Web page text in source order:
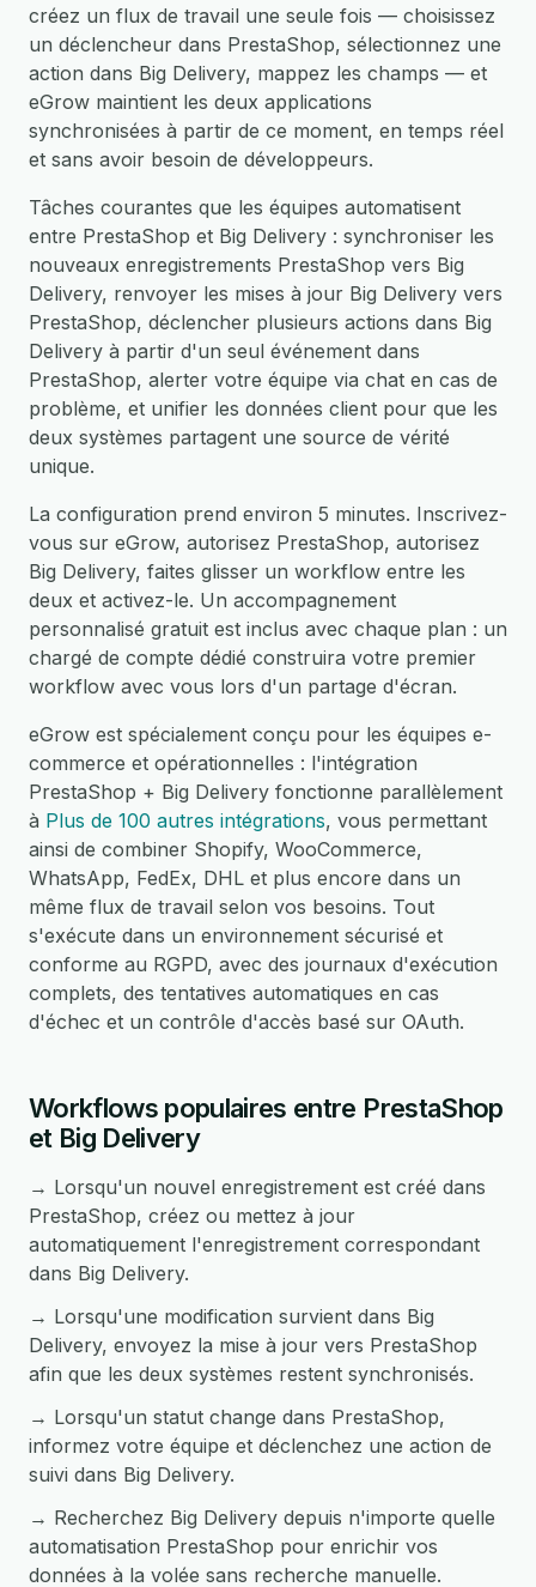
créez un flux de travail une seule fois — choisissez
un déclencheur dans PrestaShop, sélectionnez une
action dans Big Delivery, mappez les champs — et
eGrow maintient les deux applications
synchronisées à partir de ce moment, en temps réel
et sans avoir besoin de développeurs.
Tâches courantes que les équipes automatisent
entre PrestaShop et Big Delivery : synchroniser les
nouveaux enregistrements PrestaShop vers Big
Delivery, renvoyer les mises à jour Big Delivery vers
PrestaShop, déclencher plusieurs actions dans Big
Delivery à partir d'un seul événement dans
PrestaShop, alerter votre équipe via chat en cas de
problème, et unifier les données client pour que les
deux systèmes partagent une source de vérité
unique.
La configuration prend environ 5 minutes. Inscrivez-
vous sur eGrow, autorisez PrestaShop, autorisez
Big Delivery, faites glisser un workflow entre les
deux et activez-le. Un accompagnement
personnalisé gratuit est inclus avec chaque plan : un
chargé de compte dédié construira votre premier
workflow avec vous lors d'un partage d'écran.
eGrow est spécialement conçu pour les équipes e-
commerce et opérationnelles : l'intégration
PrestaShop + Big Delivery fonctionne parallèlement
à Plus de 100 autres intégrations, vous permettant
ainsi de combiner Shopify, WooCommerce,
WhatsApp, FedEx, DHL et plus encore dans un
même flux de travail selon vos besoins. Tout
s'exécute dans un environnement sécurisé et
conforme au RGPD, avec des journaux d'exécution
complets, des tentatives automatiques en cas
d'échec et un contrôle d'accès basé sur OAuth.
Workflows populaires entre PrestaShop
et Big Delivery
→ Lorsqu'un nouvel enregistrement est créé dans
PrestaShop, créez ou mettez à jour
automatiquement l'enregistrement correspondant
dans Big Delivery.
→ Lorsqu'une modification survient dans Big
Delivery, envoyez la mise à jour vers PrestaShop
afin que les deux systèmes restent synchronisés.
→ Lorsqu'un statut change dans PrestaShop,
informez votre équipe et déclenchez une action de
suivi dans Big Delivery.
→ Recherchez Big Delivery depuis n'importe quelle
automatisation PrestaShop pour enrichir vos
données à la volée sans recherche manuelle.